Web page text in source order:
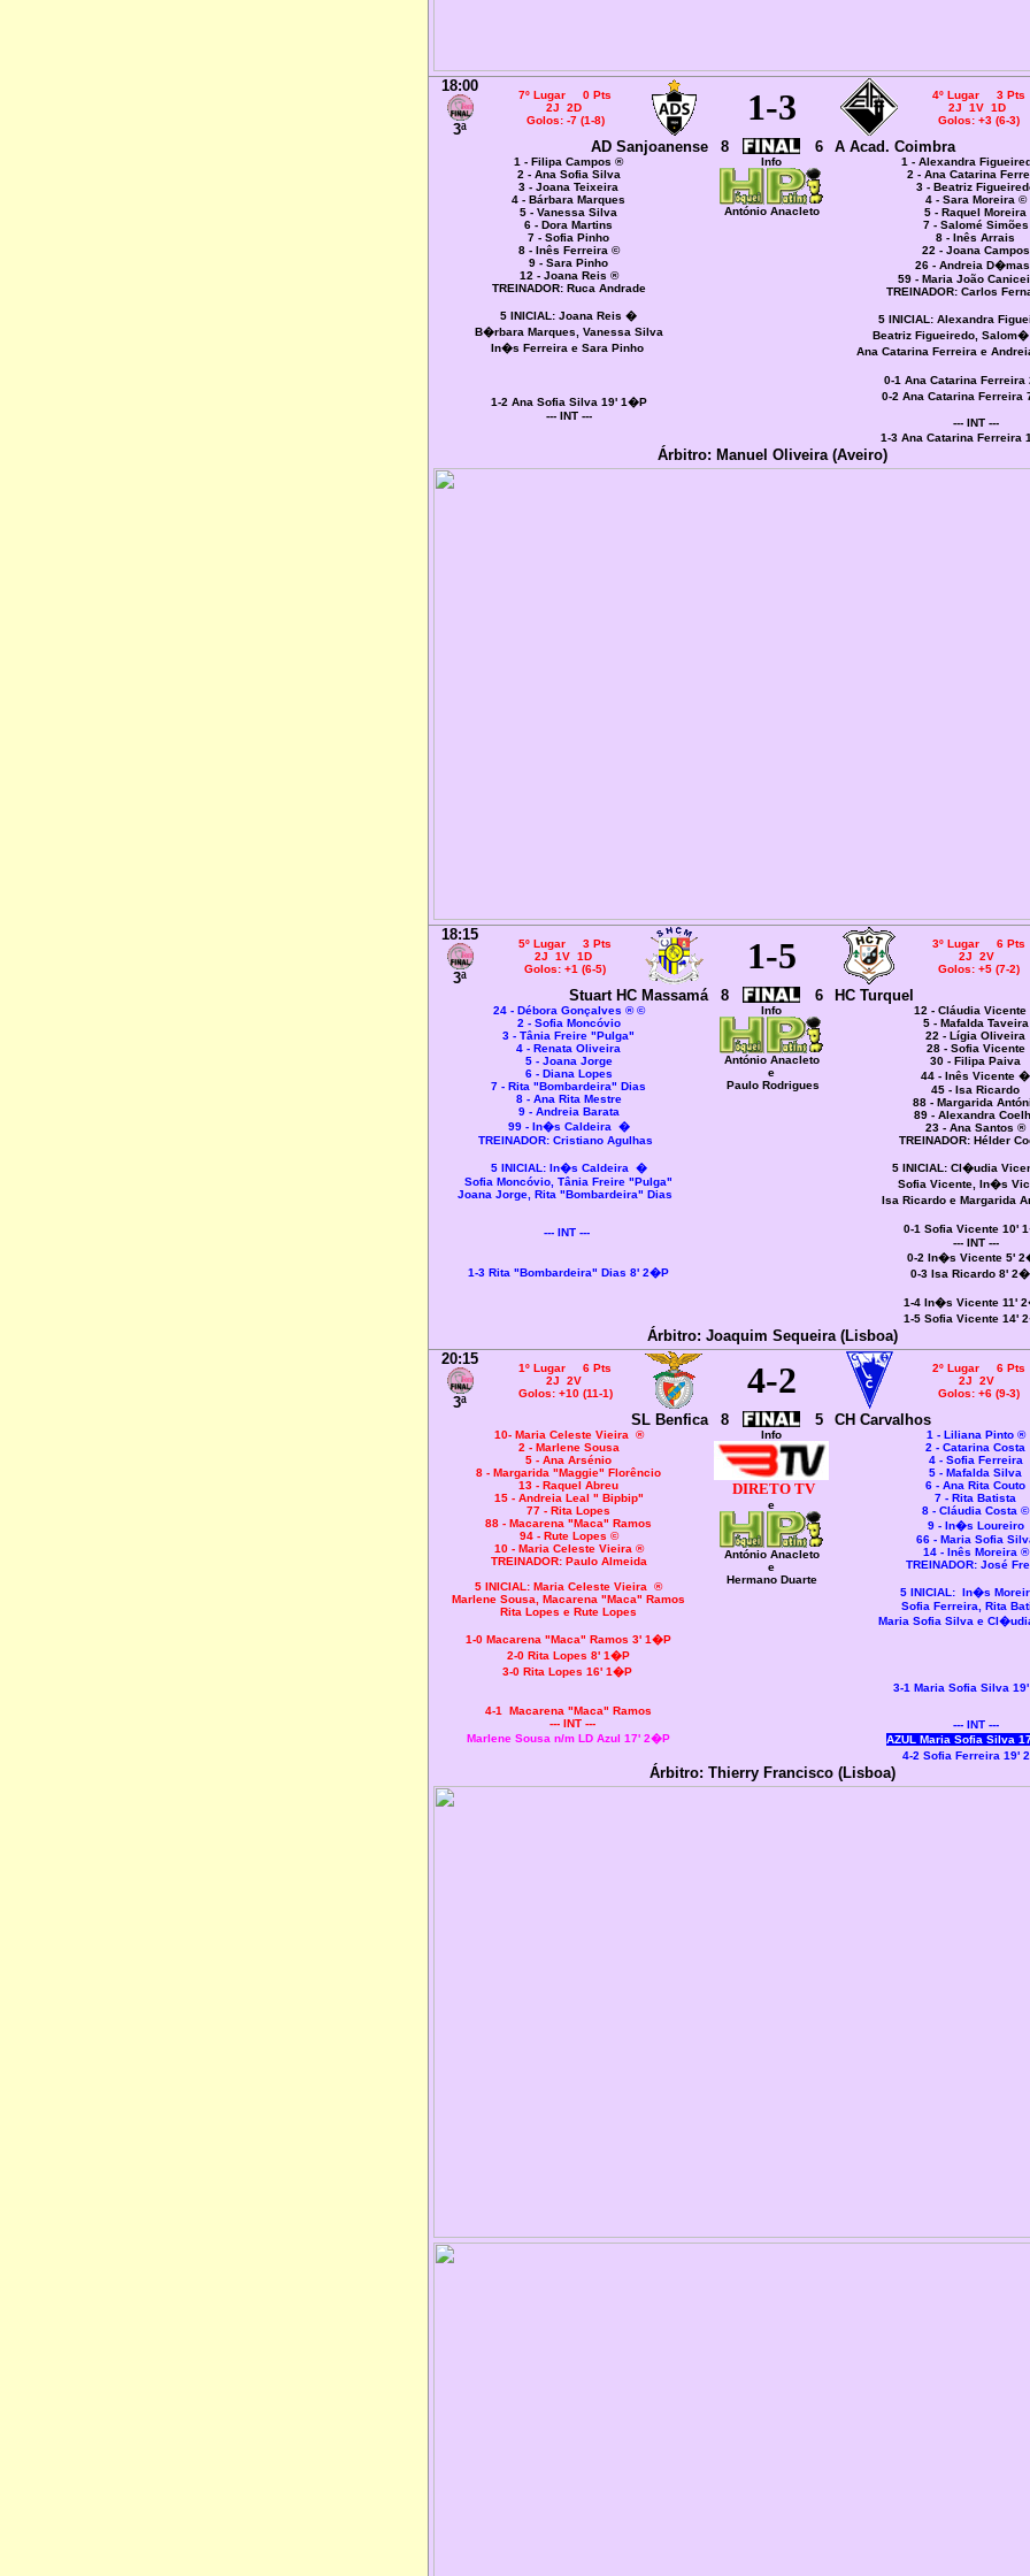
18:00
3ª
7º Lugar 0 Pts
2J 2D
Golos: -7 (1-8)
1-3
4º Lugar 3 Pts
2J 1V 1D
Golos: +3 (6-3)
AD Sanjoanense 8 6 A Acad. Coimbra
1 - Filipa Campos ®
2 - Ana Sofia Silva
3 - Joana Teixeira
4 - Bárbara Marques
5 - Vanessa Silva
6 - Dora Martins
7 - Sofia Pinho
8 - Inês Ferreira ©
9 - Sara Pinho
12 - Joana Reis ®
TREINADOR: Ruca Andrade
5 INICIAL: Joana Reis �
B�rbara Marques, Vanessa Silva
In�s Ferreira e Sara Pinho
1-2 Ana Sofia Silva 19' 1�P
--- INT ---
Info
António Anacleto
1 - Alexandra
2 - Ana Catarina
3 - Beatriz
4 - Sara Moreira ©
5 - Raquel Moreira
7 - Salomé Simões
8 - Inês Arrais
22 - Joana Campos
26 - Andreia
59 - Maria João
TREINADOR: Carlos
5 INICIAL: Alexandra
Beatriz Figueiredo,
Ana Catarina Ferreira e
0-1 Ana Catarina
0-2 Ana Catarina
--- INT ---
1-3 Ana Catarina Ferreira
Árbitro: Manuel Oliveira (Aveiro)
18:15
3ª
5º Lugar 3 Pts
2J 1V 1D
Golos: +1 (6-5)
1-5
3º Lugar 6 Pts
2J 2V
Golos: +5 (7-2)
Stuart HC Massamá 8 6 HC Turquel
24 - Débora Gonçalves ® ©
2 - Sofia Moncóvio
3 - Tânia Freire "Pulga"
4 - Renata Oliveira
5 - Joana Jorge
6 - Diana Lopes
7 - Rita "Bombardeira" Dias
8 - Ana Rita Mestre
9 - Andreia Barata
99- In�s Caldeira �
TREINADOR: Cristiano Agulhas
5 INICIAL: In�s Caldeira �
Sofia Moncóvio, Tânia Freire "Pulga"
Joana Jorge, Rita "Bombardeira" Dias
--- INT ---
1-3 Rita "Bombardeira" Dias 8' 2�P
Info
António Anacleto
e
Paulo Rodrigues
12 - Cláudia Vicente
5 - Mafalda Taveira
22 - Lígia Oliveira
28 - Sofia Vicente
30 - Filipa Paiva
44 - Inês Vicente �
45 - Isa Ricardo
88 - Margarida
89 - Alexandra
23 - Ana Santos ®
TREINADOR: Hélder
5 INICIAL: Cl�udia
Sofia Vicente, In�s
Isa Ricardo e Margarida
0-1 Sofia Vicente 10'
--- INT ---
0-2 In�s Vicente 5'
0-3 Isa Ricardo 8'
1-4 In�s Vicente 11'
1-5 Sofia Vicente 14'
Árbitro: Joaquim Sequeira (Lisboa)
20:15
3ª
1º Lugar 6 Pts
2J 2V
Golos: +10 (11-1)
4-2
2º Lugar 6 Pts
2J 2V
Golos: +6 (9-3)
SL Benfica 8 5 CH Carvalhos
10- Maria Celeste Vieira
®
2 - Marlene Sousa
5 - Ana Arsénio
8 - Margarida "Maggie" Florêncio
13 - Raquel Abreu
15 - Andreia Leal " Bipbip"
77 - Rita Lopes
88 - Macarena "Maca" Ramos
94 - Rute Lopes ©
10 - Maria Celeste Vieira ®
TREINADOR: Paulo Almeida
5 INICIAL: Maria Celeste Vieira ®
Marlene Sousa, Macarena "Maca" Ramos
Rita Lopes e Rute Lopes
1-0 Macarena "Maca" Ramos 3' 1�P
2-0 Rita Lopes 8' 1�P
3-0 Rita Lopes 16' 1�P
4-1 Macarena "Maca" Ramos
--- INT ---
Marlene Sousa n/m LD Azul 17' 2�P
Info
DIRETO TV
e
António Anacleto
e
Hermano Duarte
1 - Liliana Pinto ®
2 - Catarina Costa
4 - Sofia Ferreira
5 - Mafalda Silva
6 - Ana Rita Couto
7 - Rita Batista
8 - Cláudia Costa ©
9 - In�s Loureiro
66 - Maria Sofia
14 - Inês Moreira ®
TREINADOR: José
5 INICIAL: In�s
Sofia Ferreira, Rita
Maria Sofia Silva e
3-1 Maria Sofia Silva
--- INT ---
AZUL Maria Sofia Silva
4-2 Sofia Ferreira 19'
Árbitro: Thierry Francisco (Lisboa)